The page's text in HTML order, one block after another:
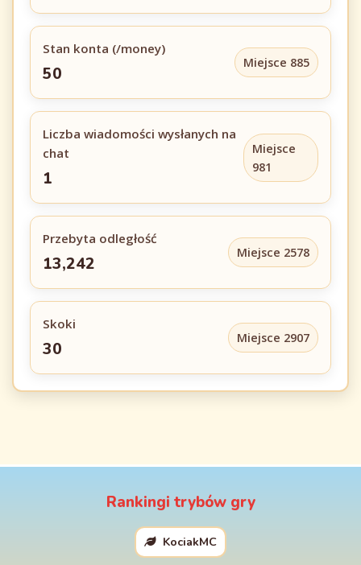
Stan konta (/money)
50
Miejsce 885
Liczba wiadomości wysłanych na
chat
1
Miejsce
981
Przebyta odległość
13,242
Miejsce 2578
Skoki
30
Miejsce 2907
Rankingi trybów gry
KociakMC